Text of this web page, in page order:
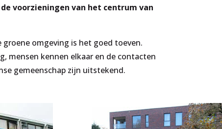
voorzieningen van het centrum van
omgeving is het goed toeven.
mensen kennen elkaar en de contacten
gemeenschap zijn uitstekend.